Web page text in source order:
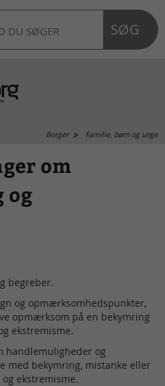
SØG
Borger Familie, børn og unge
om
og
begreber.
og opmærksomhedspunkter,
opmærksom på en bekymring
ekstremisme.
handlemuligheder og
med bekymring, mistanke eller
ekstremisme.